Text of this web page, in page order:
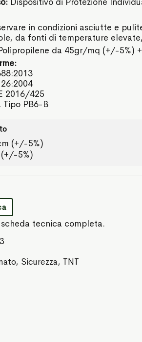
in condizioni asciutte e
da fonti di temperature
da 45gr/mq (+/-5%)
2016/425
Tipo PB6-B
(+/-5%)
(+/-5%)
tecnica completa.
, Sicurezza, TNT